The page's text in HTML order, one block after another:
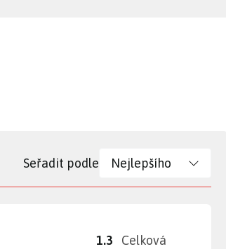
Seřadit podle
1.3
Celková